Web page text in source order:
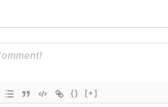
{} [+]